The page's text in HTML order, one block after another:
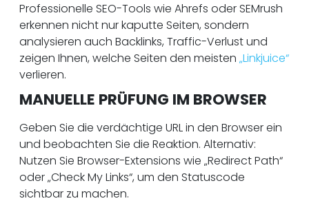
Professionelle SEO-Tools wie Ahrefs oder SEMrush
erkennen nicht nur kaputte Seiten, sondern
analysieren auch Backlinks, Traffic-Verlust und
zeigen Ihnen, welche Seiten den meisten „Linkjuice“
verlieren.
MANUELLE PRÜFUNG IM BROWSER
Geben Sie die verdächtige URL in den Browser ein
und beobachten Sie die Reaktion. Alternativ:
Nutzen Sie Browser-Extensions wie „Redirect Path“
oder „Check My Links“, um den Statuscode
sichtbar zu machen.